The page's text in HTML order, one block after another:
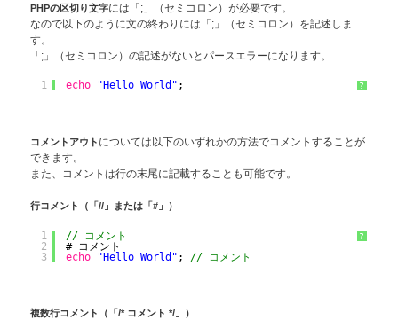
PHPの区切り文字には「;」（セミコロン）が必要です。
なので以下のように文の終わりには「;」（セミコロン）を記述しま
す。
「;」（セミコロン）の記述がないとパースエラーになります。
?
1 echo "Hello World" ;
コメントアウト については以下のいずれかの方法でコメントすることが
できます。
また、コメントは行の末尾に記載することも可能です。
行コメント（「//」または「#」）
?
1
2
3
// コメント
# コメント
echo
"Hello World" ; // コメント
複数行コメント（「/* コメント */」）